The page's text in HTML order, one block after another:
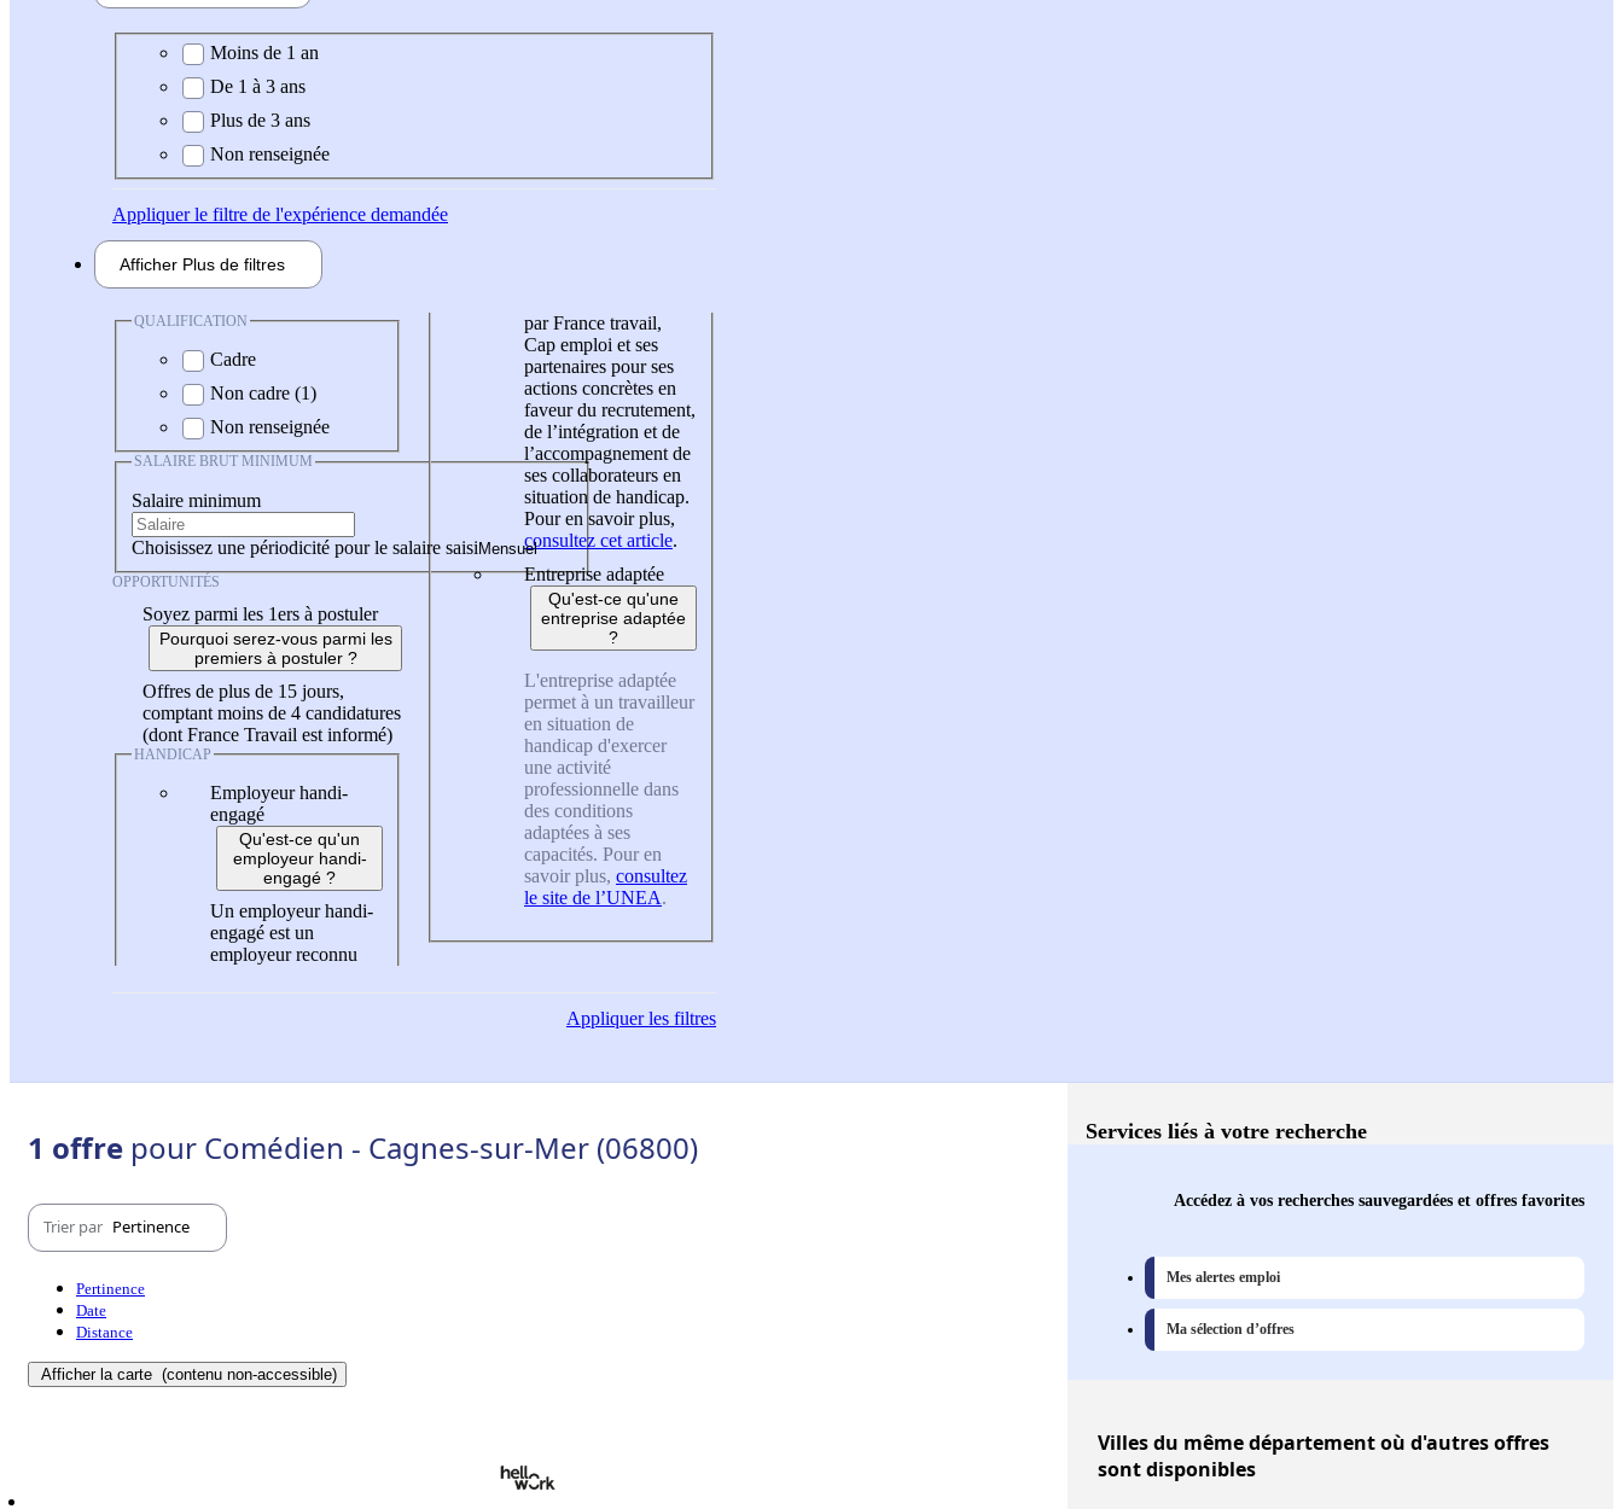
Expérience demandée
Moins de 1 an
De 1 à 3 ans
Plus de 3 ans
Non renseignée
Appliquerle filtre de l'expérience demandée
Afficher Plus de filtres
QUALIFICATION
Cadre
Non cadre (1)
Non renseignée
SALAIRE BRUT MINIMUM
Salaire minimum
Choisissez une périodicité pour le salaire saisi
OPPORTUNITÉS
Soyez parmi les 1ers à postuler
Pourquoi serez-vous parmi les
premiers à postuler ?
Offres de plus de 15 jours,
comptant moins de 4 candidatures
(dont France Travail est informé)
HANDICAP
Employeur handi-
engagé
Qu'est-ce qu'un
employeur handi-
engagé ?
Un employeur handi-
engagé est un
employeur reconnu
par France travail,
Cap emploi et ses
partenaires pour ses
actions concrètes en
faveur du recrutement,
de l’intégration et de
l’accompagnement de
ses collaborateurs en
situation de handicap.
Pour en savoir plus,
consultez cet article.
Entreprise adaptée
Qu'est-ce qu'une
entreprise adaptée
?
L'entreprise adaptée
permet à un travailleur
en situation de
handicap d'exercer
une activité
professionnelle dans
des conditions
adaptées à ses
capacités. Pour en
savoir plus, consultez
le site de l’UNEA.
Appliquerles filtres
1 offre pour Comédien - Cagnes-sur-Mer (06800)
Trier par Pertinence
Pertinence
Date
Distance
Afficher la carte (contenu non-accessible)
Services liés à votre recherche
Accédez à vos recherches sauvegardées et offres favorites
Mes alertes emploi
Ma sélection d’offres
Villesdu même département où d'autres offres
sont disponibles